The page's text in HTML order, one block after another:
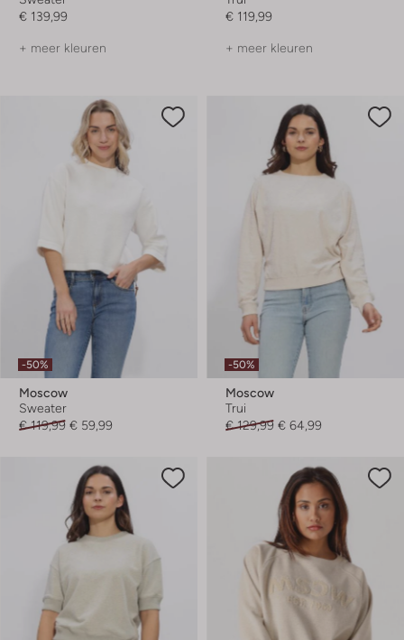
€ 139,99
+ meer kleuren
€ 119,99
+ meer kleuren
-50%
Moscow
Sweater
€ 119,99 € 59,99
-50%
Moscow
Trui
€ 129,99 € 64,99